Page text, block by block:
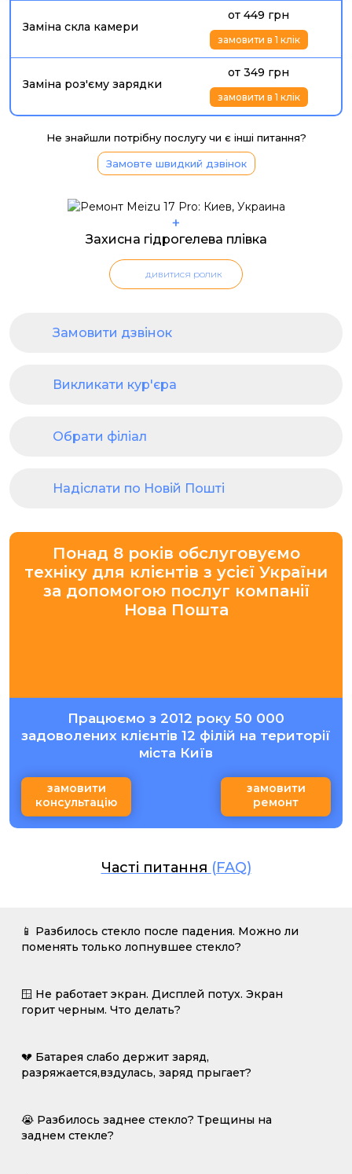
Заміна скла камери
от 449 грн
замовити в 1 клік
Заміна роз'єму зарядки
от 349 грн
замовити в 1 клік
Не знайшли потрібну послугу чи є інші питання?
Замовте швидкий дзвінок
+
Захисна гідрогелева плівка
дивитися ролик
Замовити дзвінок
Викликати кур'єра
Обрати філіал
Надіслати по Новій Пошті
Понад 8 років обслуговуємо
техніку для клієнтів з усієї України
за допомогою послуг компанії
Нова Пошта
Працюємо з 2012 року 50 000
задоволених клієнтів 12 філій на території
міста Київ
замовити
консультацію
замовити
ремонт
Часті питання (FAQ)
📱 Разбилось стекло после падения. Можно ли
поменять только лопнувшее стекло?
🪟 Не работает экран. Дисплей потух. Экран
горит черным. Что делать?
💔 Батарея слабо держит заряд,
разряжается,вздулась, заряд прыгает?
😭 Разбилось заднее стекло? Трещины на
заднем стекле?